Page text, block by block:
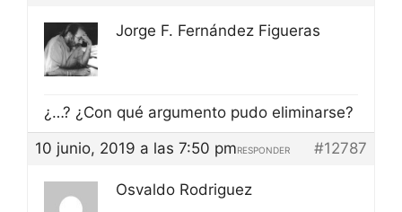
Jorge F. Fernández Figueras
¿…? ¿Con qué argumento pudo eliminarse?
10 junio, 2019 a las 7:50 pm
#12787
RESPONDER
Osvaldo Rodriguez